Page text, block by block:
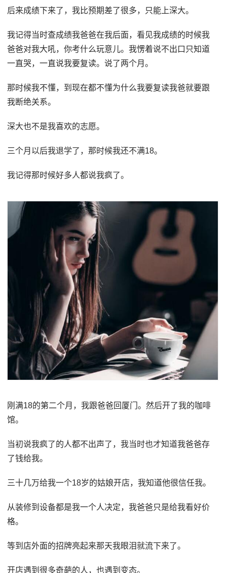
后来成绩下来了，我比预期差了很多，只能上深大。
我记得当时查成绩我爸爸在我后面，看见我成绩的时候我
爸爸对我大吼，你考什么玩意儿。我愣着说不出口只知道
一直哭，一直说我要复读。说了两个月。
那时候我不懂，到现在都不懂为什么我要复读我爸就要跟
我断绝关系。
深大也不是我喜欢的志愿。
三个月以后我退学了，那时候我还不满18。
我记得那时候好多人都说我疯了。
刚满18的第二个月，我跟爸爸回厦门。然后开了我的咖啡
馆。
当初说我疯了的人都不出声了，我当时也才知道我爸爸存
了钱给我。
三十几万给我一个18岁的姑娘开店，我知道他很信任我。
从装修到设备都是我一个人决定，我爸爸只是给我看好价
格。
等到店外面的招牌亮起来那天我眼泪就流下来了。
开店遇到很多奇葩的人，也遇到变态。